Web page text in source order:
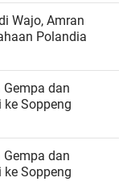
Wajo, Amran
Polandia
dan
Soppeng
dan
Soppeng